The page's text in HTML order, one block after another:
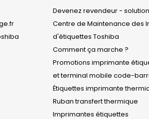
Devenez revendeur -
Centre de Maintenance des
d'étiquettes Toshiba
Comment ça marche ?
Promotions imprimante
et terminal mobile code-
Étiquettes imprimante
Ruban transfert thermique
Imprimantes étiquettes